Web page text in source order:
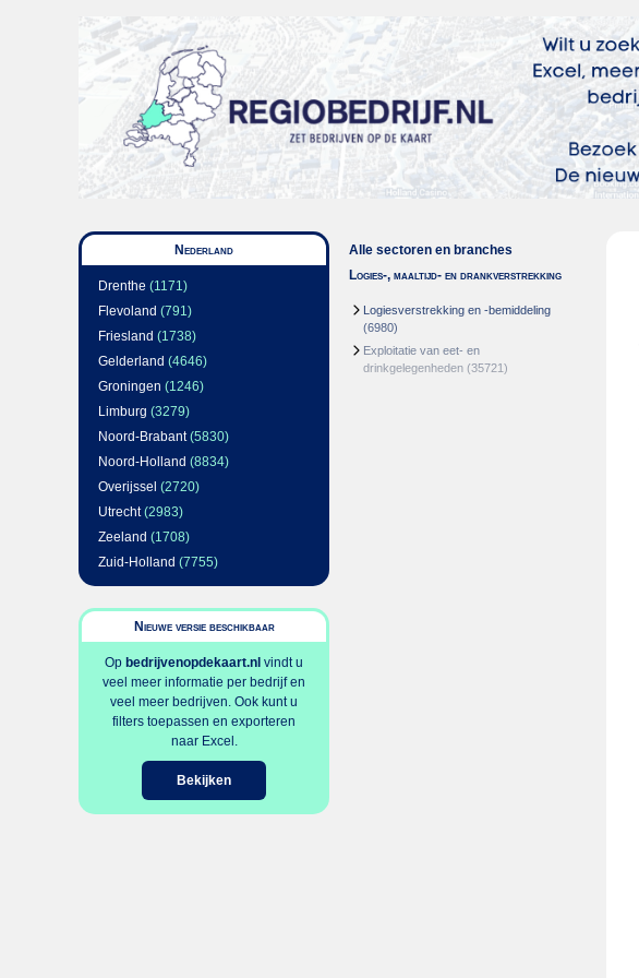
Nederland
Drenthe (1171)
Flevoland (791)
Friesland (1738)
Gelderland (4646)
Groningen (1246)
Limburg (3279)
Noord-Brabant(5830)
Noord-Holland (8834)
Overijssel (2720)
Utrecht(2983)
Zeeland (1708)
Zuid-Holland (7755)
Nieuwe versie beschikbaar
Op bedrijvenopdekaart.nl vindt u
veel meer informatie per bedrijf en
veel meer bedrijven. Ook kunt u
filters toepassen en exporteren
naar Excel.
Bekijken
Alle sectoren en branches
Logies-, maaltijd- en drankverstrekking
Logiesverstrekking en -bemiddeling
(6980)
Exploitatie van eet- en
drinkgelegenheden (35721)